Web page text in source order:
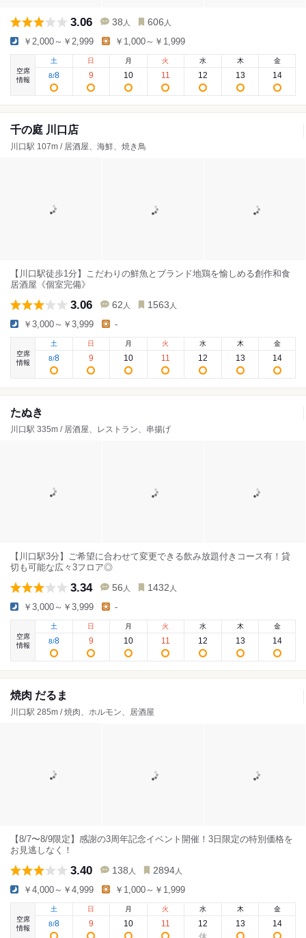
3.06 38 人 606 人
￥2,000～￥2,999 ￥1,000～￥1,999
空席
情報
土
8/8
日
9
月
10
火
11
水
12
木
13
金
14
千の庭 川口店
川口駅 107m / 居酒屋、海鮮、焼き鳥
【川口駅徒歩1分】こだわりの鮮魚とブランド地鶏を愉しめる創作和食
居酒屋《個室完備》
3.06 62 人 1563 人
￥3,000～￥3,999 -
空席
情報
土
8/8
日
9
月
10
火
11
水
12
木
13
金
14
たぬき
川口駅 335m / 居酒屋、レストラン、串揚げ
【川口駅3分】ご希望に合わせて変更できる飲み放題付きコース有！貸
切も可能な広々3フロア◎
3.34 56 人 1432 人
￥3,000～￥3,999 -
空席
情報
土
8/8
日
9
月
10
火
11
水
12
木
13
金
14
焼肉 だるま
川口駅 285m / 焼肉、ホルモン、居酒屋
【8/7〜8/9限定】感謝の3周年記念イベント開催！3日限定の特別価格を
お見逃しなく！
3.40 138 人 2894 人
￥4,000～￥4,999 ￥1,000～￥1,999
空席
情報
土
8/8
日
9
月
10
火
11
水
12
木
13
金
14